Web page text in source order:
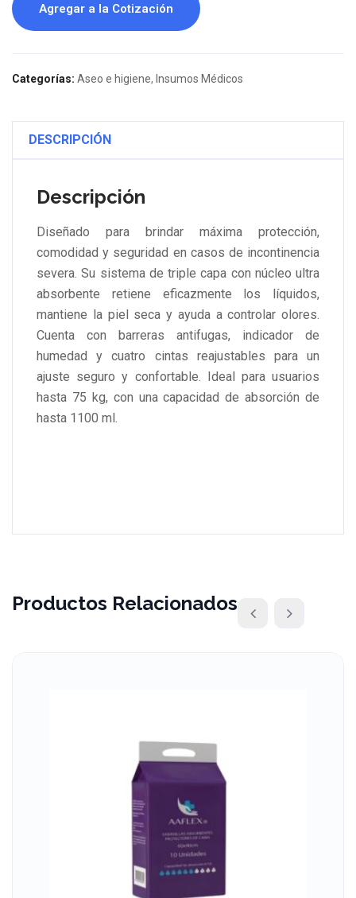
Agregar a la Cotización
Categorías: Aseo e higiene, Insumos Médicos
DESCRIPCIÓN
Descripción
Diseñado para brindar máxima protección,
comodidad y seguridad en casos de incontinencia
severa. Su sistema de triple capa con núcleo ultra
absorbente retiene eficazmente los líquidos,
mantiene la piel seca y ayuda a controlar olores.
Cuenta con barreras antifugas, indicador de
humedad y cuatro cintas reajustables para un
ajuste seguro y confortable. Ideal para usuarios
hasta 75 kg, con una capacidad de absorción de
hasta 1100 ml.
Productos Relacionados